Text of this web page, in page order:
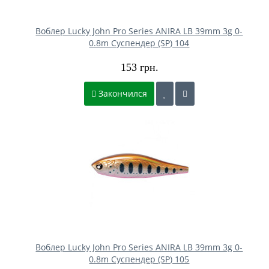
Воблер Lucky John Pro Series ANIRA LB 39mm 3g 0-
0.8m Cуспендер (SP) 104
153 грн.
Закончился
Воблер Lucky John Pro Series ANIRA LB 39mm 3g 0-
0.8m Cуспендер (SP) 105